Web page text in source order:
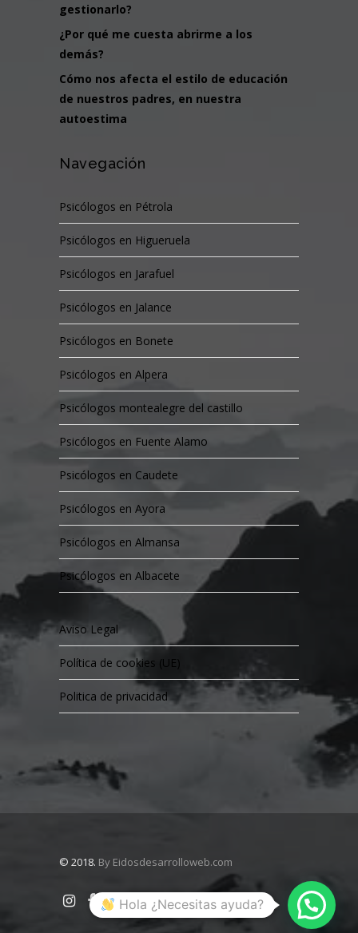
gestionarlo?
¿Por qué me cuesta abrirme a los
demás?
Cómo nos afecta el estilo de educación
de nuestros padres, en nuestra
autoestima
Navegación
Psicólogos en Pétrola
Psicólogos en Higueruela
Psicólogos en Jarafuel
Psicólogos en Jalance
Psicólogos en Bonete
Psicólogos en Alpera
Psicólogos montealegre del castillo
Psicólogos en Fuente Alamo
Psicólogos en Caudete
Psicólogos en Ayora
Psicólogos en Almansa
Psicólogos en Albacete
Aviso Legal
Política de cookies (UE)
Politica de privacidad
© 2018. By Eidosdesarrolloweb.com
Hola ¿Necesitas ayuda?